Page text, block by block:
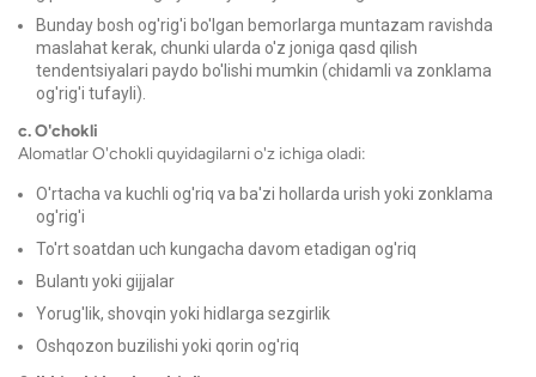
Bunday bosh og'rig'i bo'lgan bemorlarga muntazam ravishda
maslahat kerak, chunki ularda o'z joniga qasd qilish
tendentsiyalari paydo bo'lishi mumkin (chidamli va zonklama
og'rig'i tufayli).
c. O'chokli
AlomatlarO'chokliquyidagilarni o'z ichiga oladi:
O'rtacha va kuchli og'riq va ba'zi hollarda urish yoki zonklama
og'rig'i
To'rt soatdan uch kungacha davom etadigan og'riq
Bulantı yoki gijjalar
Yorug'lik, shovqin yoki hidlarga sezgirlik
Oshqozon buzilishi yoki qorin og'riq